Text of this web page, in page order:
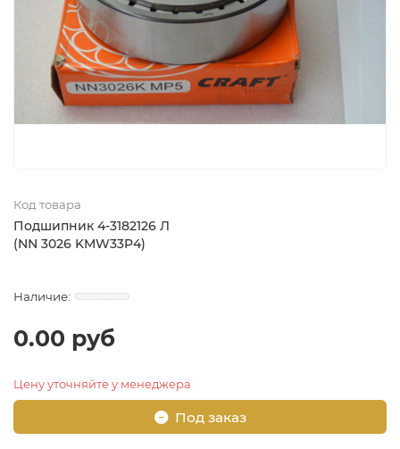
Код товара
Подшипник 4-3182126 Л
(NN 3026 KMW33P4)
0.00 руб
Цену уточняйте у менеджера
Под заказ